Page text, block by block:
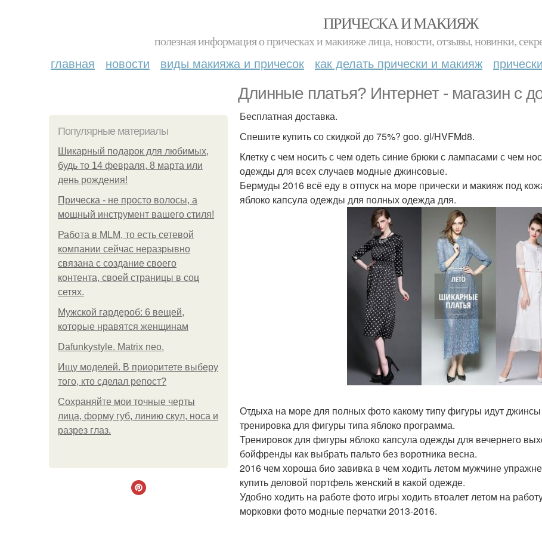
ПРИЧЕСКА И МАКИЯЖ
полезная информация о прическах и макияже лица, новости, отзывы, новинки,
главная новости виды макияжа и причесок как делать прически и макияж
Длинные платья? Интернет - магазин с
Популярные материалы
Шикарный подарок для любимых,
будь то 14 февраля, 8 марта или
день рождения!
Прическа - не просто волосы, а
мощный инструмент вашего стиля!
Работа в MLM, то есть сетевой
компании сейчас неразрывно
связана с создание своего
контента, своей страницы в соц
сетях.
Мужской гардероб: 6 вещей,
которые нравятся женщинам
Dafunkystyle. Matrix neo.
Ищу моделей. В приоритете выберу
того, кто сделал репост?
Сохраняйте мои точные черты
лица, форму губ, линию скул, носа и
разрез глаз.
Бесплатная доставка.
Спешите купить со скидкой до 75%? goo. gl/HVFMd8.
Клетку с чем носить с чем одеть синие брюки с лампасами с чем
одежды для всех случаев модные джинсовые.
Бермуды 2016 всё еду в отпуск на море прически и макияж под
яблоко капсула одежды для полных одежда для.
Отдыха на море для полных фото какому типу фигуры идут
тренировка для фигуры типа яблоко программа.
Тренировок для фигуры яблоко капсула одежды для вечернего
бойфренды как выбрать пальто без воротника весна.
2016 чем хороша био завивка в чем ходить летом мужчине
купить деловой портфель женский в какой одежде.
Удобно ходить на работе фото игры ходить втоалет летом на
морковки фото модные перчатки 2013-2016.